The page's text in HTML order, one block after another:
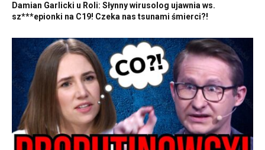
Damian Garlicki u Roli: Słynny wirusolog ujawnia ws.
sz***epionki na C19! Czeka nas tsunami śmierci?!